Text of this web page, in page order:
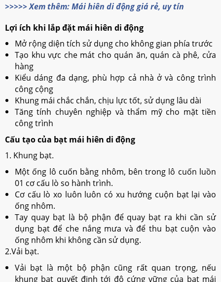
>>>>> Xem thêm: Mái hiên di động giá rẻ, uy tín
Lợi ích khi lắp đặt mái hiên di động
Mở rộng diện tích sử dụng cho không gian phía trước
Tạo khu vực che mát cho quán ăn, quán cà phê, cửa
hàng
Kiểu dáng đa dạng, phù hợp cả nhà ở và công trình
công cộng
Khung mái chắc chắn, chịu lực tốt, sử dụng lâu dài
Tăng tính chuyên nghiệp và thẩm mỹ cho mặt tiền
công trình
Cấu tạo của bạt mái hiên di động
1. Khung bạt.
Một ống lô cuốn bằng nhôm, bên trong lô cuốn luồn
01 cơ cấu lò so hành trình.
Cơ cấu lò xo luôn luôn có xu hướng cuộn bạt lại vào
ống nhôm.
Tay quay bạt là bộ phận để quay bạt ra khi cần sử
dụng bạt để che nắng mưa và để thu bạt cuộn vào
ống nhôm khi không cần sử dụng.
2.Vải bạt.
Vải bạt là một bộ phận cũng rất quan trọng, nếu
khung bạt quyết định tới độ cứng vững của bạt mái